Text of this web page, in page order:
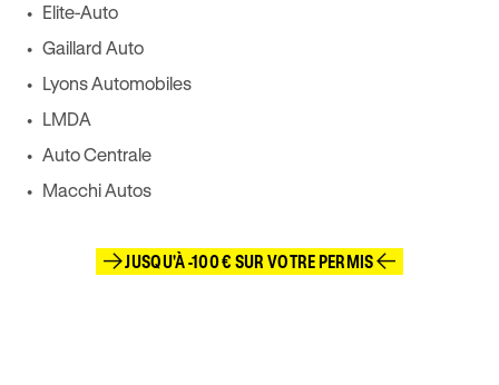
Elite-Auto
Gaillard Auto
Lyons Automobiles
LMDA
Auto Centrale
Macchi Autos
JUSQU'À -100 € SUR VOTRE PERMIS